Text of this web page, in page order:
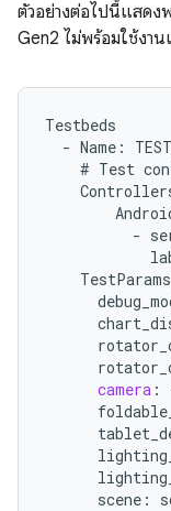
ตัวอย่างต่อไปนี้แสดง
Gen2 ไม่พร้อมใช้งา
Testbeds
- Name :
# Test
-
TestParams
camera :
scene :